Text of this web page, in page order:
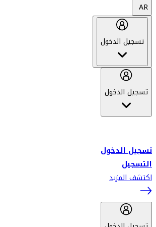
AR
تسجيل الدخول
تسجيل الدخول
تسجيل الدخول
التسجيل
اكتشف المزيد